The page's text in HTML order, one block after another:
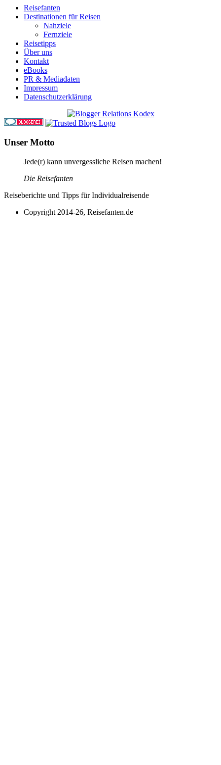
Reisefanten
Destinationen für Reisen
Nahziele
Fernziele
Reisetipps
Über uns
Kontakt
eBooks
PR & Mediadaten
Impressum
Datenschutzerklärung
Unser Motto
Jede(r) kann unvergessliche Reisen machen!
Die Reisefanten
Reiseberichte und Tipps für Individualreisende
Copyright 2014-26, Reisefanten.de